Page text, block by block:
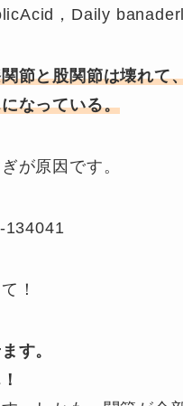
，Daily
節と股関節は壊れて
なっている。
が原因です。
134041
！
す。